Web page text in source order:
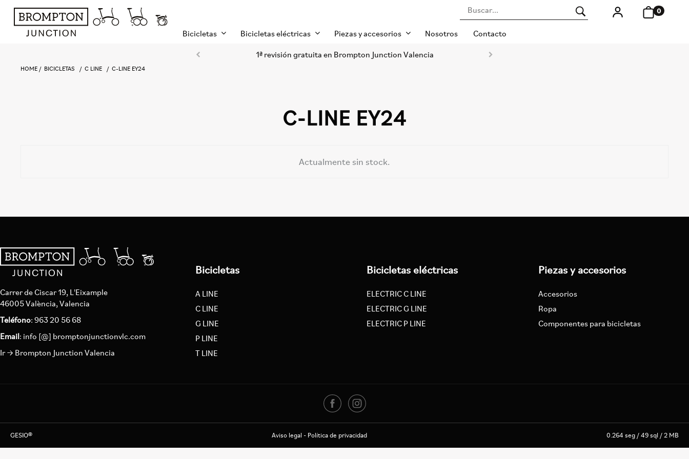
0
Bicicletas Bicicletas eléctricas Piezas y accesorios Nosotros Contacto
1ª revisión gratuita en Brompton Junction Valencia
HOME BICICLETAS C LINE C-LINE EY24
C-LINE EY24
Actualmente sin stock.
Carrer de Ciscar 19, L'Eixample
46005 València, Valencia
Teléfono: 963 20 56 68
Email: info [@] bromptonjunctionvlc.com
Ir → Brompton Junction Valencia
Bicicletas
A LINE
C LINE
G LINE
P LINE
T LINE
Bicicletas eléctricas
ELECTRIC C LINE
ELECTRIC G LINE
ELECTRIC P LINE
Piezas y accesorios
Accesorios
Ropa
Componentes para bicicletas
GESIO® Aviso legal - Política de privacidad 0.264 seg /49 sql / 2 MB